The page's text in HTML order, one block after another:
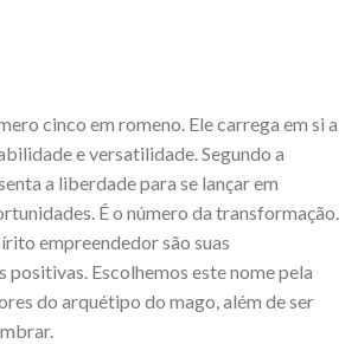
cinco em romeno. Ele carrega em si a
e versatilidade. Segundo a
a liberdade para se lançar em
É o número da transformação.
empreendedor são suas
Escolhemos este nome pela
do arquétipo do mago, além de ser